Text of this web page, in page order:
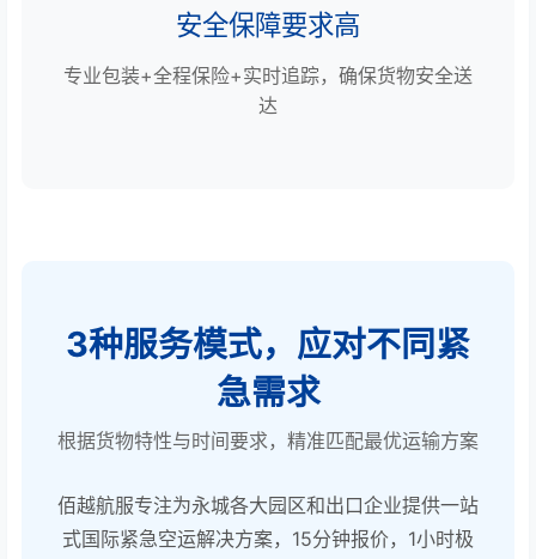
安全保障要求高
专业包装+全程保险+实时追踪，确保货物安全送
达
3种服务模式，应对不同紧
急需求
根据货物特性与时间要求，精准匹配最优运输方案
佰越航服专注为永城各大园区和出口企业提供一站
式国际紧急空运解决方案，15分钟报价，1小时极